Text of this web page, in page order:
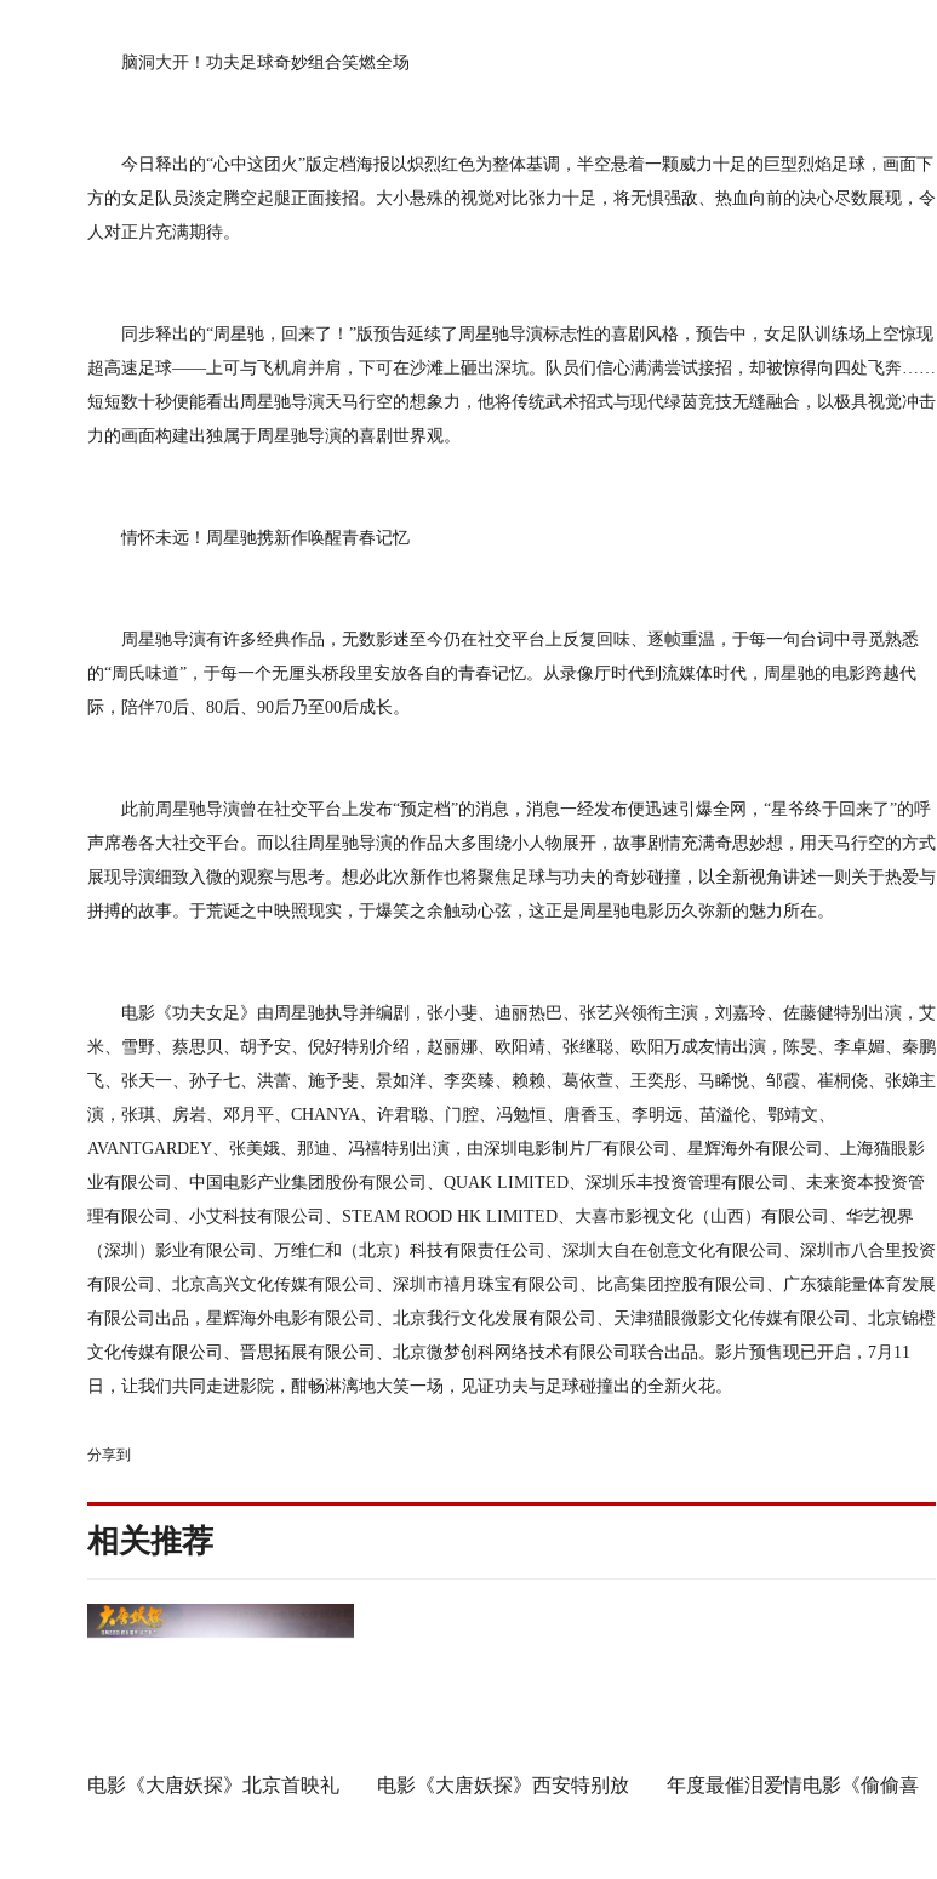
脑洞大开！功夫足球奇妙组合笑燃全场
今日释出的“心中这团火”版定档海报以炽烈红色为整体基调，半空悬着一颗威力十足的巨型烈焰足球，画面下
方的女足队员淡定腾空起腿正面接招。大小悬殊的视觉对比张力十足，将无惧强敌、热血向前的决心尽数展现，令
人对正片充满期待。
同步释出的“周星驰，回来了！”版预告延续了周星驰导演标志性的喜剧风格，预告中，女足队训练场上空惊现
超高速足球——上可与飞机肩并肩，下可在沙滩上砸出深坑。队员们信心满满尝试接招，却被惊得向四处飞奔……
短短数十秒便能看出周星驰导演天马行空的想象力，他将传统武术招式与现代绿茵竞技无缝融合，以极具视觉冲击
力的画面构建出独属于周星驰导演的喜剧世界观。
情怀未远！周星驰携新作唤醒青春记忆
周星驰导演有许多经典作品，无数影迷至今仍在社交平台上反复回味、逐帧重温，于每一句台词中寻觅熟悉
的“周氏味道”，于每一个无厘头桥段里安放各自的青春记忆。从录像厅时代到流媒体时代，周星驰的电影跨越代
际，陪伴70后、80后、90后乃至00后成长。
此前周星驰导演曾在社交平台上发布“预定档”的消息，消息一经发布便迅速引爆全网，“星爷终于回来了”的呼
声席卷各大社交平台。而以往周星驰导演的作品大多围绕小人物展开，故事剧情充满奇思妙想，用天马行空的方式
展现导演细致入微的观察与思考。想必此次新作也将聚焦足球与功夫的奇妙碰撞，以全新视角讲述一则关于热爱与
拼搏的故事。于荒诞之中映照现实，于爆笑之余触动心弦，这正是周星驰电影历久弥新的魅力所在。
电影《功夫女足》由周星驰执导并编剧，张小斐、迪丽热巴、张艺兴领衔主演，刘嘉玲、佐藤健特别出演，艾
米、雪野、蔡思贝、胡予安、倪好特别介绍，赵丽娜、欧阳靖、张继聪、欧阳万成友情出演，陈旻、李卓媚、秦鹏
飞、张天一、孙子七、洪蕾、施予斐、景如洋、李奕臻、赖赖、葛依萱、王奕彤、马睎悦、邹霞、崔桐侥、张娣主
演，张琪、房岩、邓月平、CHANYA、许君聪、门腔、冯勉恒、唐香玉、李明远、苗溢伦、鄂靖文、
AVANTGARDEY、张美娥、那迪、冯禧特别出演，由深圳电影制片厂有限公司、星辉海外有限公司、上海猫眼影
业有限公司、中国电影产业集团股份有限公司、QUAK LIMITED、深圳乐丰投资管理有限公司、未来资本投资管
理有限公司、小艾科技有限公司、STEAM ROOD HK LIMITED、大喜市影视文化（山西）有限公司、华艺视界
（深圳）影业有限公司、万维仁和（北京）科技有限责任公司、深圳大自在创意文化有限公司、深圳市八合里投资
有限公司、北京高兴文化传媒有限公司、深圳市禧月珠宝有限公司、比高集团控股有限公司、广东猿能量体育发展
有限公司出品，星辉海外电影有限公司、北京我行文化发展有限公司、天津猫眼微影文化传媒有限公司、北京锦橙
文化传媒有限公司、晋思拓展有限公司、北京微梦创科网络技术有限公司联合出品。影片预售现已开启，7月11
日，让我们共同走进影院，酣畅淋漓地大笑一场，见证功夫与足球碰撞出的全新火花。
分享到
相关推荐
电影《大唐妖探》北京首映礼 电影《大唐妖探》西安特别放 年度最催泪爱情电影《偷偷喜